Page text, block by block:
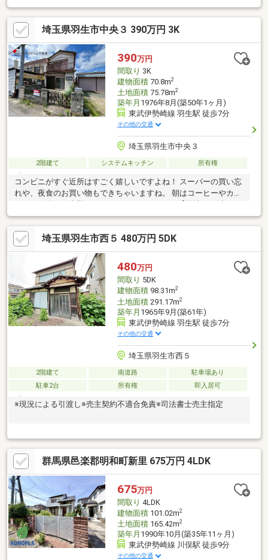
電システム・蓄電池が設置された住まい。■LDKは約20.0帖の広
さ。■玄関からキッチンへ直接移動できる、家事動線良好な間取
り。■大和ハウス工業(株)の建物保証継承可能。・構造耐力上主要
な部位：2050年8月まで・雨水の侵入を防止する部分：2050年8月
まで・防蟻：2030年8月まで■生活しやすい住環境・ココモケンゾ
ーまで徒歩5分(約350m)・ドラッグストアセキ南羽生店まで徒歩5
分(約350m)
埼玉県羽生市中央３ 390万円 3K
390万円
間取り 3K
建物面積70.8m2
土地面積75.78m2
築年月 1976年8月(築50年1ヶ月)
東武伊勢崎線 羽生駅 徒歩7分
その他の交通
埼玉県羽生市中央３
2階建て システムキッチン 所有権
コンビニがすぐ近所はすごく嬉しいですよね！ スーパーの買い忘
れや、夜食のお買い物もできちゃいますね。 朝はコーヒーやカフ
５つをお客様にお約束いたします】1.物件の善し悪しは全て正直
にお話しします。2.無理な売り込みや契約の催促、突然の訪問
等、しつこい営業は一切行いません。3.契約したら終わりではな
くお引き渡し後、お引越し後もお客様のパートナーであること。
4.ウソやおとり広告は一切使いません。(データ更新は迅速に行い
ます。）5.お客様の個人情報は細心の注意を払って取り扱いしま
す。
埼玉県羽生市西５ 480万円 5DK
480万円
間取り 5DK
建物面積98.31m2
土地面積291.17m2
築年月 1965年9月(築61年)
東武伊勢崎線 羽生駅 徒歩7分
その他の交通
埼玉県羽生市西５
2階建て 南道路
駐車場あり
駐車2台
所有権 即入居可
※現況による引渡し※売主契約不適合免責※司法書士売主指定
群馬県邑楽郡明和町新里 675万円 4LDK
675万円
間取り 4LDK
建物面積101.02m2
土地面積165.42m2
築年月 1990年10月(築35年11ヶ月)
東武伊勢崎線 川俣駅 徒歩9分
その他の交通